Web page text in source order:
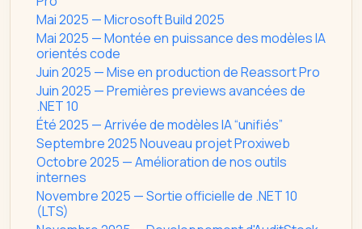
Mai 2025 — Microsoft Build 2025
Mai 2025 — Montée en puissance des modèles IA
orientés code
Juin 2025 — Mise en production de Reassort Pro
Juin 2025 — Premières previews avancées de
.NET 10
Été 2025 — Arrivée de modèles IA “unifiés”
Septembre 2025 Nouveau projet Proxiweb
Octobre 2025 — Amélioration de nos outils
internes
Novembre 2025 — Sortie officielle de .NET 10
(LTS)